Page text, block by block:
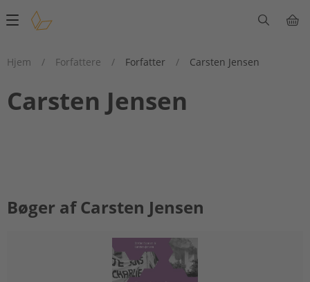
Main
Hjem
/ Forfattere / Forfatter / Carsten Jensen
Carsten Jensen
Bøger af Carsten Jensen